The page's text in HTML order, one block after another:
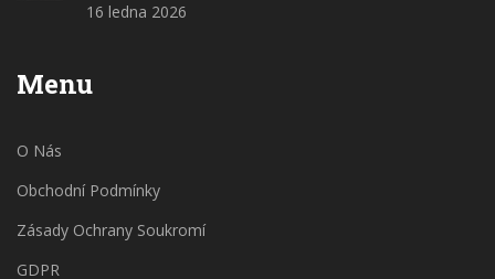
16 ledna 2026
Menu
O Nás
Obchodní Podmínky
Zásady Ochrany Soukromí
GDPR